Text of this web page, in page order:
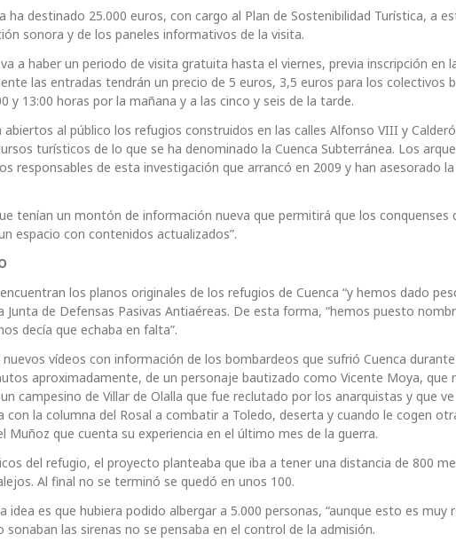
ha destinado 25.000 euros, con cargo al Plan de Sostenibilidad Turística, a
sonora y de los paneles informativos de la visita.
a haber un periodo de visita gratuita hasta el viernes, previa inscripción en
las entradas tendrán un precio de 5 euros, 3,5 euros para los colectivos
y 13:00 horas por la mañana y a las cinco y seis de la tarde.
al público los refugios construidos en las calles Alfonso VIII y
turísticos de lo que se ha denominado la Cuenca Subterránea. Los
responsables de esta investigación que arrancó en 2009 y han asesorado
tenían un montón de información nueva que permitirá que los conquenses
espacio con contenidos actualizados”.
los planos originales de los refugios de Cuenca “y hemos dado
de Defensas Pasivas Antiaéreas. De esta forma, “hemos puesto
decía que echaba en falta”.
vídeos con información de los bombardeos que sufrió Cuenca
aproximadamente, de un personaje bautizado como Vicente Moya, que
campesino de Villar de Olalla que fue reclutado por los anarquistas y que
con la columna del Rosal a combatir a Toledo, deserta y cuando le cogen
Muñoz que cuenta su experiencia en el último mes de la guerra.
del refugio, el proyecto planteaba que iba a tener una distancia de 800
Al final no se terminó se quedó en unos 100.
idea es que hubiera podido albergar a 5.000 personas, “aunque esto es muy
sonaban las sirenas no se pensaba en el control de la admisión.